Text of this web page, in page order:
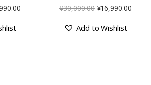
¥30,000.00 ¥16,990.00
Add to Wishlist